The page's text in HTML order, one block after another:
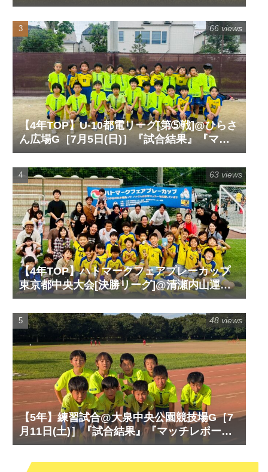
ート』『試合動画』
【4年TOP】U-10都電リーグ[第➄戦]@ひらさ
ん広場G［7月5日(日)］『試合結果』『マッ
チレポート』『試合動画』
66 views
【4年TOP】ハトマークフェアプレーカップ
東京都中央大会[決勝リーグ]@清瀬内山運動
公園サッカー場G［6月14日(日)］『試合結
果』『マッチレポート』『試合動画』
63 views
【5年】練習試合@大泉中央公園競技場G［7
月11日(土)］『試合結果』『マッチレポー
ト』『試合動画』
48 views